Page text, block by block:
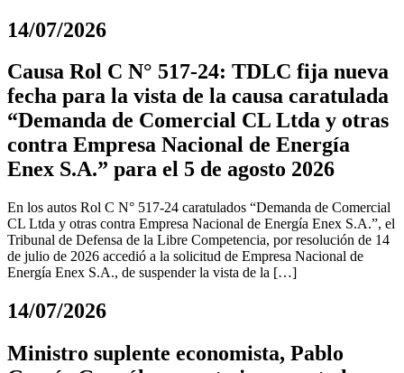
14/07/2026
Causa Rol C N° 517-24: TDLC fija nueva
fecha para la vista de la causa caratulada
“Demanda de Comercial CL Ltda y otras
contra Empresa Nacional de Energía
Enex S.A.” para el 5 de agosto 2026
En los autos Rol C N° 517-24 caratulados “Demanda de Comercial
CL Ltda y otras contra Empresa Nacional de Energía Enex S.A.”, el
Tribunal de Defensa de la Libre Competencia, por resolución de 14
de julio de 2026 accedió a la solicitud de Empresa Nacional de
Energía Enex S.A., de suspender la vista de la […]
14/07/2026
Ministro suplente economista, Pablo